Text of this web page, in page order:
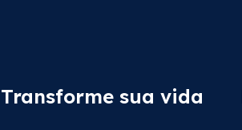
Transforme sua vida